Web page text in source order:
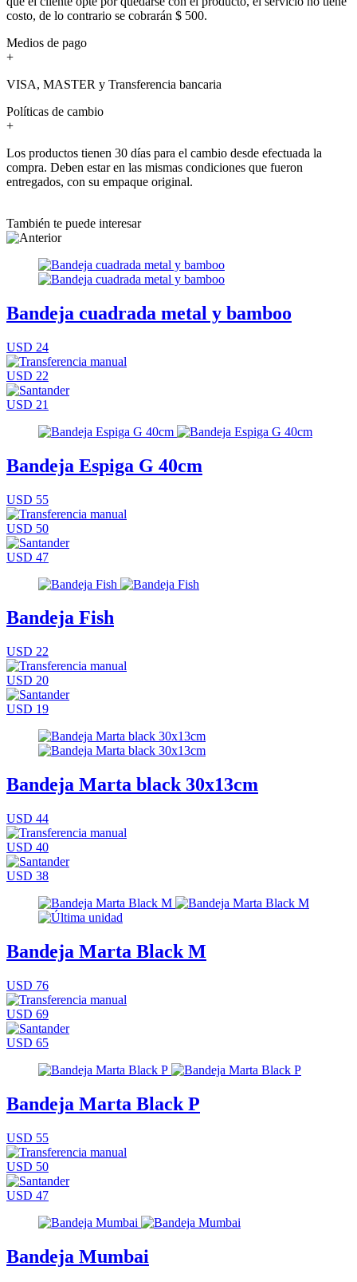
costo, de lo contrario se cobrarán $ 500.
Medios de pago
+
VISA, MASTER y Transferencia bancaria
Políticas de cambio
+
Los productos tienen 30 días para el cambio desde efectuada la
compra. Deben estar en las mismas condiciones que fueron
entregados, con su empaque original.
También te puede interesar
Bandeja cuadrada metal y bamboo
USD 24
USD 22
USD 21
Bandeja Espiga G 40cm
USD 55
USD 50
USD 47
Bandeja Fish
USD 22
USD 20
USD 19
Bandeja Marta black 30x13cm
USD 44
USD 40
USD 38
Bandeja Marta Black M
USD 76
USD 69
USD 65
Bandeja Marta Black P
USD 55
USD 50
USD 47
Bandeja Mumbai